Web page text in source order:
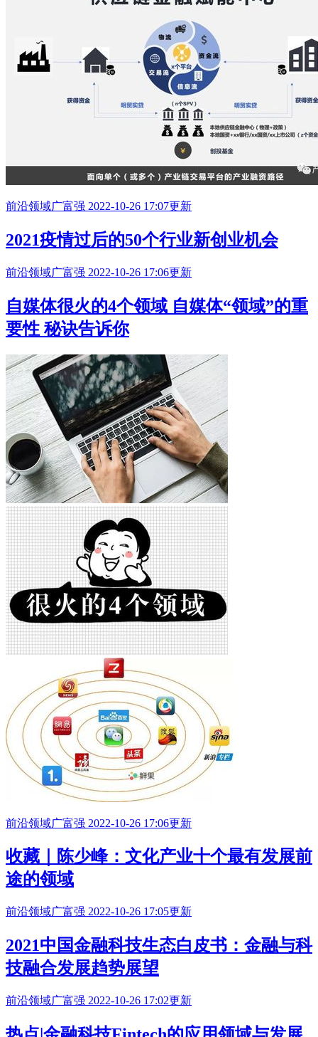
前沿领域广富强 2022-10-26 17:07更新
2021疫情过后的50个行业新创业机会
前沿领域广富强 2022-10-26 17:06更新
自媒体很火的4个领域 自媒体“领域”的重
要性 秘诀告诉你
前沿领域广富强 2022-10-26 17:06更新
收藏｜陈少峰：文化产业十个最有发展前
途的领域
前沿领域广富强 2022-10-26 17:05更新
2021中国金融科技生态白皮书：金融与科
技融合发展趋势展望
前沿领域广富强 2022-10-26 17:02更新